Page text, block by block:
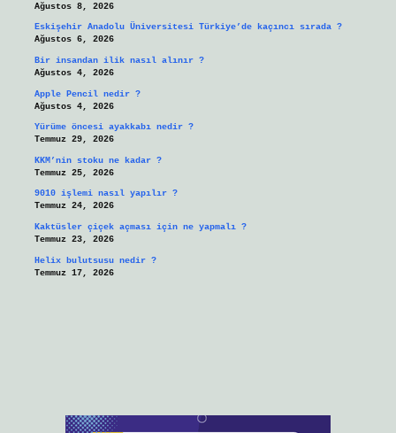
Ağustos 8, 2026
Eskişehir Anadolu Üniversitesi Türkiye’de kaçıncı sırada ?
Ağustos 6, 2026
Bir insandan ilik nasıl alınır ?
Ağustos 4, 2026
Apple Pencil nedir ?
Ağustos 4, 2026
Yürüme öncesi ayakkabı nedir ?
Temmuz 29, 2026
KKM’nin stoku ne kadar ?
Temmuz 25, 2026
9010 işlemi nasıl yapılır ?
Temmuz 24, 2026
Kaktüsler çiçek açması için ne yapmalı ?
Temmuz 23, 2026
Helix bulutsusu nedir ?
Temmuz 17, 2026